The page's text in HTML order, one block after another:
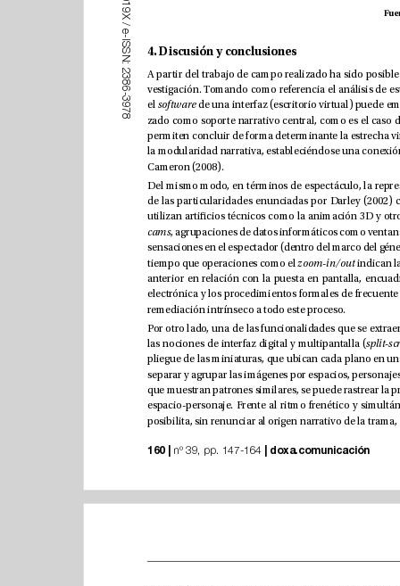
1
9
X
/
e
I
S
S
N
:
2
3
8
6
-
3
9
7
8
doxa.comunicación
4. Discusión y conclusiones
software
Cameron (2008).
cams
tiempo que operaciones como el zoom-in/out
las nociones de interfaz digital y multipantalla (sp